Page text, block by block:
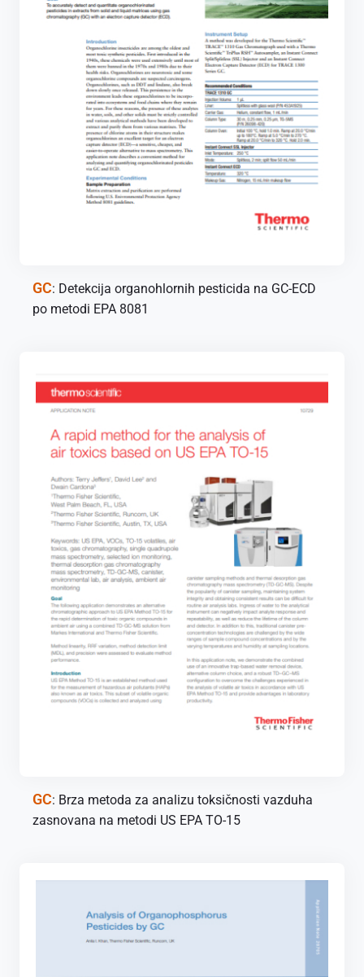
GC: Detekcija organohlornih pesticida na GC-ECD
po metodi EPA 8081
GC: Brza metoda za analizu toksičnosti vazduha
zasnovana na metodi US EPA TO-15